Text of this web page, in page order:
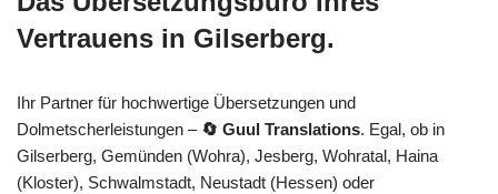
Vertrauens in Gilserberg.
Ihr Partner für hochwertige Übersetzungen und
Dolmetscherleistungen – 🔄 Guul Translations. Egal, ob in
Gilserberg, Gemünden (Wohra), Jesberg, Wohratal, Haina
(Kloster), Schwalmstadt, Neustadt (Hessen) oder